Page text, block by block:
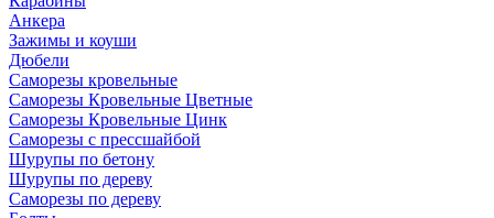
Анкера
Зажимы и коуши
Дюбели
Саморезы кровельные
Саморезы Кровельные Цветные
Саморезы Кровельные Цинк
Саморезы с прессшайбой
Шурупы по бетону
Шурупы по дереву
Саморезы по дереву